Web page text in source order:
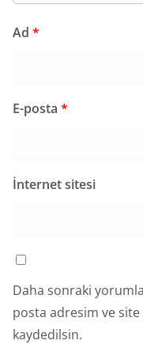
Ad *
E-posta *
İnternet sitesi
Daha sonraki
posta adresim ve site
kaydedilsin.